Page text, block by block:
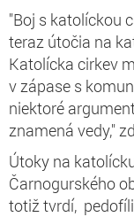
"Boj s katolíckou
teraz útočia na
Katolícka cirkev
v zápase s
niektoré
znamená vedy,"
Útoky na
Čarnogurského
totiž tvrdí,